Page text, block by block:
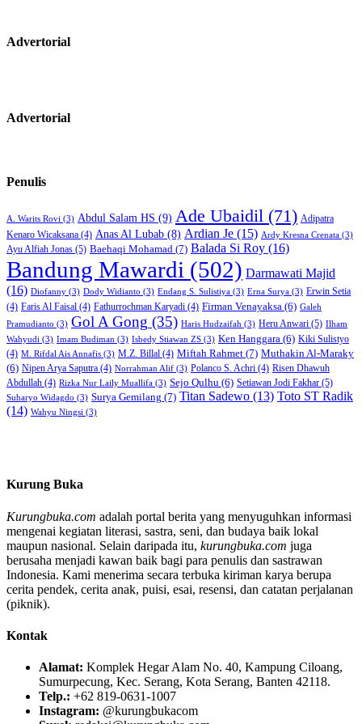
Advertorial
Advertorial
Penulis
A. Warits Rovi (3) Abdul Salam HS (9) Ade Ubaidil (71) Adipatra
Kenaro Wicaksana (4) Anas Al Lubab (8) Ardian Je (15) Ardy Kresna Crenata (3)
Ayu Alfiah Jonas (5) Baehaqi Mohamad (7) Balada Si Roy (16)
Bandung Mawardi (502) Darmawati Majid
(16) Diofanny (3) Dody Widianto (3) Endang S. Sulistiya (3) Erna Surya (3) Erwin Setia
(4) Faris Al Faisal (4) Fathurrochman Karyadi (4) Firman Venayaksa (6) Galeh
Pramudianto (3) Gol A Gong (35) Haris Hudzaifah (3) Heru Anwari (5) Ilham
Wahyudi (3) Imam Budiman (3) Isbedy Stiawan ZS (3) Ken Hanggara (6) Kiki Sulistyo
(4) M. Rifdal Ais Annafis (3) M.Z. Billal (4) Miftah Rahmet (7) Muthakin Al-Maraky
(6) Nipen Arya Saputra (4) Norrahman Alif (3) Polanco S. Achri (4) Risen Dhawuh
Abdullah (4) Rizka Nur Laily Muallifa (3) Sejo Qulhu (6) Setiawan Jodi Fakhar (5)
Suharyo Widagdo (3) Surya Gemilang (7) Titan Sadewo (13) Toto ST Radik
(14) Wahyu Ningsi (3)
Kurung Buka
Kurungbuka.com adalah portal berita yang menyuguhkan informasi
mengenai kegiatan literasi, sastra, seni, dan budaya baik lokal
maupun nasional. Selain daripada itu, kurungbuka.com juga
berusaha menjadi kawan baik bagi para penulis dan sastrawan
Indonesia. Kami menerima secara terbuka kiriman karya berupa
cerita pendek, cerita anak, puisi, esai, resensi, dan catatan perjalanan
(piknik).
Kontak
Alamat: Komplek Hegar Alam No. 40, Kampung Ciloang,
Sumurpecung, Kec. Serang, Kota Serang, Banten 42118.
Telp.: +62 819-0631-1007
Instagram: @kurungbukacom